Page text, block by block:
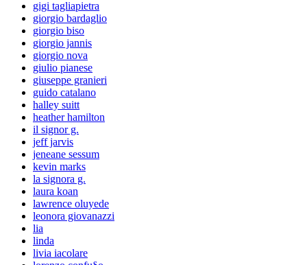
gigi tagliapietra
giorgio bardaglio
giorgio biso
giorgio jannis
giorgio nova
giulio pianese
giuseppe granieri
guido catalano
halley suitt
heather hamilton
il signor g.
jeff jarvis
jeneane sessum
kevin marks
la signora g.
laura koan
lawrence oluyede
leonora giovanazzi
lia
linda
livia iacolare